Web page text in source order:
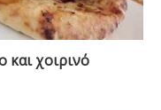
και χοιρινό